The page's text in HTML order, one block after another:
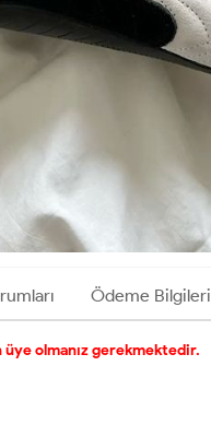
Ödeme Bilgileri
olmanız gerekmektedir.